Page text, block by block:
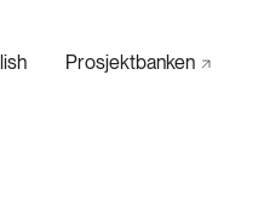
Prosjektbanken